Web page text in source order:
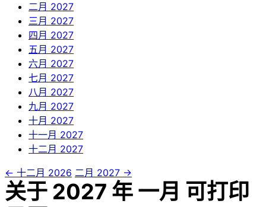
二月 2027
三月 2027
四月 2027
五月 2027
六月 2027
七月 2027
八月 2027
九月 2027
十月 2027
十一月 2027
十二月 2027
← 十二月 2026 二月 2027 →
关于 2027 年 一月 可打印